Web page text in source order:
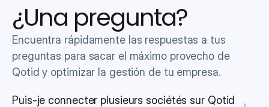
¿Una pregunta?
Encuentra rápidamente las respuestas a tus
preguntas para sacar el máximo provecho de
Qotid y optimizar la gestión de tu empresa.
Puis-je connecter plusieurs sociétés sur Qotid